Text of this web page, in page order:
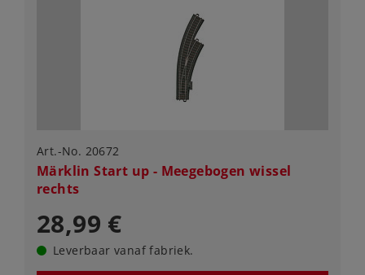
Art.-No. 20672
Märklin Start up - Meegebogen wissel
rechts
28,99 €
Leverbaar vanaf fabriek.